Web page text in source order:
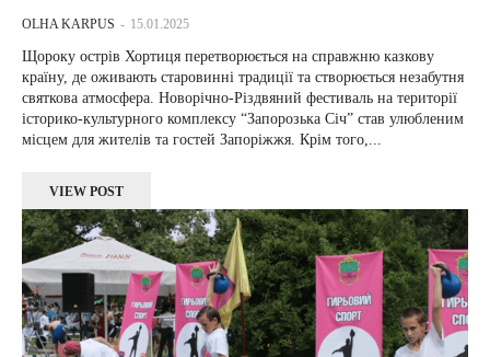
OLHA KARPUS - 15.01.2025
Щороку острів Хортиця перетворюється на справжню казкову
країну, де оживають старовинні традиції та створюється незабутня
святкова атмосфера. Новорічно-Різдвяний фестиваль на території
історико-культурного комплексу “Запорозька Січ” став улюбленим
місцем для жителів та гостей Запоріжжя. Крім того,...
VIEW POST